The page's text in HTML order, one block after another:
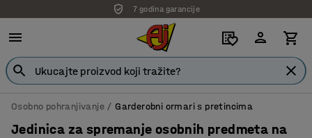
7 godina garancije
Osobno pohranjivanje Garderobni ormari s pretincima
Jedinica za spremanje osobnih predmeta na